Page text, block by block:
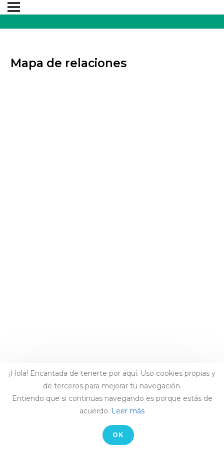
Mapa de relaciones
¡Hola! Encantada de tenerte por aquí. Uso cookies propias y
de terceros para mejorar tu navegación.
Entiendo que si continuas navegando es porque estás de
acuerdo. Leer más
OK